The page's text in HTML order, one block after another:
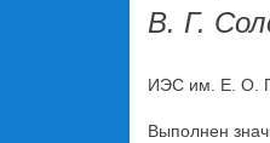
В. Г.
ИЭС им. Е. О.
Выполнен